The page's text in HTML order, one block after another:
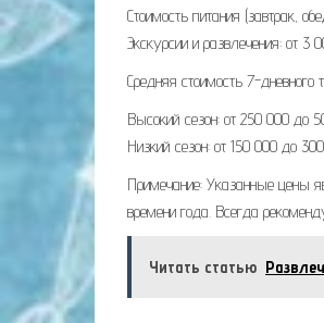
Стоимость питания (завтрак,
Экскурсии и развлечения: от 3
Средняя стоимость 7-
Высокий сезон: от 250 000 до
Низкий сезон: от 150 000 до
Примечание: Указанные цены
времени года. Всегда
Читать статью